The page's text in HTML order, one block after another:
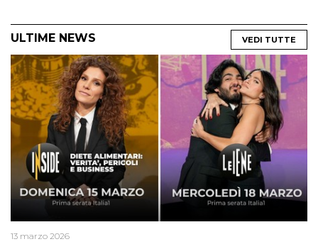
ULTIME NEWS VEDI TUTTE
13 marzo 2026